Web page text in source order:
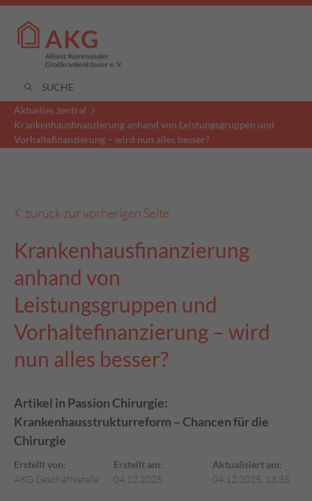
Aktuelles zentral
Krankenhausfinanzierung anhand von Leistungsgruppen und
Vorhaltefinanzierung – wird nun alles besser?
zurück zur vorherigen Seite
Krankenhausfinanzierung
anhand von
Leistungsgruppen und
Vorhaltefinanzierung – wird
nun alles besser?
Artikel in Passion Chirurgie:
Krankenhausstrukturreform – Chancen für die
Chirurgie
Erstellt von:
AKG Geschäftsstelle
Erstellt am:
04.12.2025
Aktualisiert am:
04.12.2025, 13:35